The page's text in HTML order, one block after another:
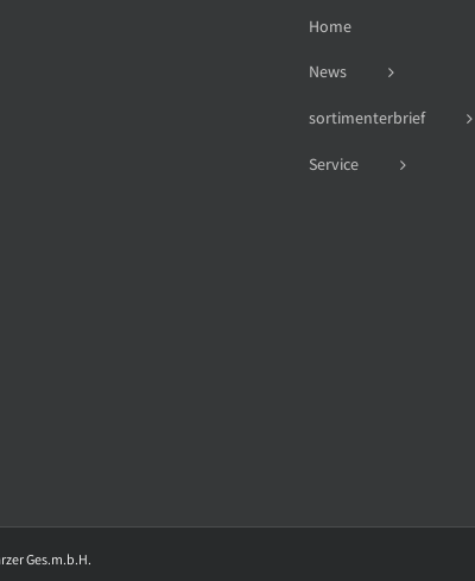
Home
News
sortimenterbrief
Service
Ges.m.b.H.